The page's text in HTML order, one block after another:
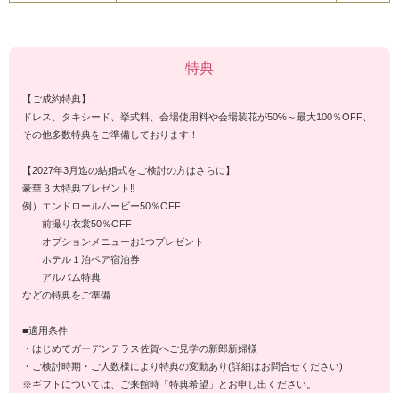
特典
【ご成約特典】
ドレス、タキシード、挙式料、会場使用料や会場装花が50%～最大100％OFF、
その他多数特典をご準備しております！
【2027年3月迄の結婚式をご検討の方はさらに】
豪華３大特典プレゼント‼
例）エンドロールムービー50％OFF
前撮り衣裳50％OFF
オプションメニューお1つプレゼント
ホテル１泊ペア宿泊券
アルバム特典
などの特典をご準備
■適用条件
・はじめてガーデンテラス佐賀へご見学の新郎新婦様
・ご検討時期・ご人数様により特典の変動あり(詳細はお問合せください)
※ギフトについては、ご来館時「特典希望」とお申し出ください。